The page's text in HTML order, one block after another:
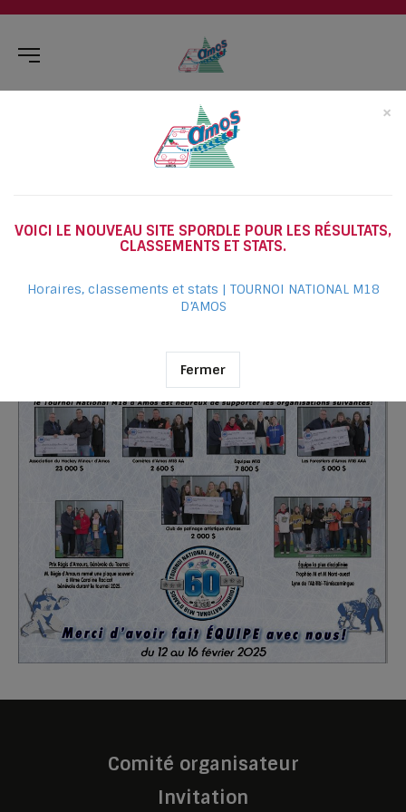
×
VOICI LE NOUVEAU SITE SPORDLE POUR LES RÉSULTATS,
CLASSEMENTS ET STATS.
Horaires, classements et stats | TOURNOI NATIONAL M18
D’AMOS
Fermer
Comité organisateur
Invitation